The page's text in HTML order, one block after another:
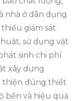
nhà ở dân dụng
giám sát
sử dụng vật
sinh chi phí
xây dựng
thiện đúng thiết
bền và hiệu quả